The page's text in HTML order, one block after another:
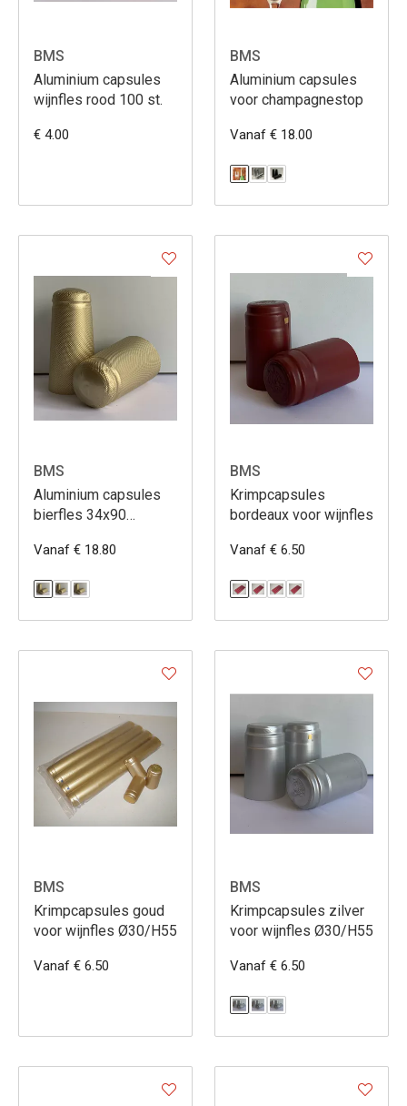
BMS
Aluminium capsules
wijnfles rood 100 st.
€ 4.00
BMS
Aluminium capsules
voor champagnestop
Vanaf € 18.00
BMS
Aluminium capsules
bierfles 34x90
Vanaf € 18.80
BMS
Krimpcapsules
bordeaux voor wijnfles
Vanaf € 6.50
BMS
Krimpcapsules goud
voor wijnfles Ø30/H55
Vanaf € 6.50
BMS
Krimpcapsules zilver
voor wijnfles Ø30/H55
Vanaf € 6.50